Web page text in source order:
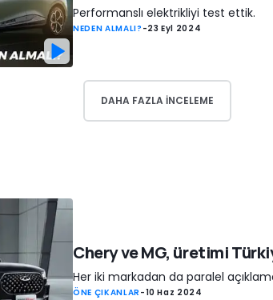
Performanslı elektrikliyi test ettik.
NEDEN ALMALI? -23 Eyl 2024
DAHA FAZLA INCELEME
Chery ve MG, üretimi
Her iki markadan da paralel
ÖNE ÇIKANLAR -10 Haz 2024